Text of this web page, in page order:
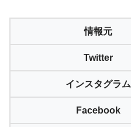
情報元
Twitter
インスタグラム
Facebook